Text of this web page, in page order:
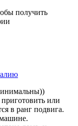
получить
или
в ранг подвига.